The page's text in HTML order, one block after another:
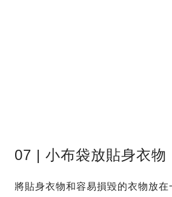
07 | 小布袋放貼身衣物
將貼身衣物和容易損毀的衣物放在